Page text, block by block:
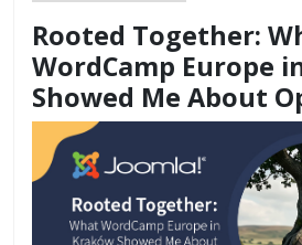
Rooted Together:
WordCamp Europe
Showed Me About